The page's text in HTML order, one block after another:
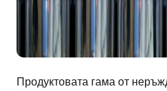
Продуктовата гама от